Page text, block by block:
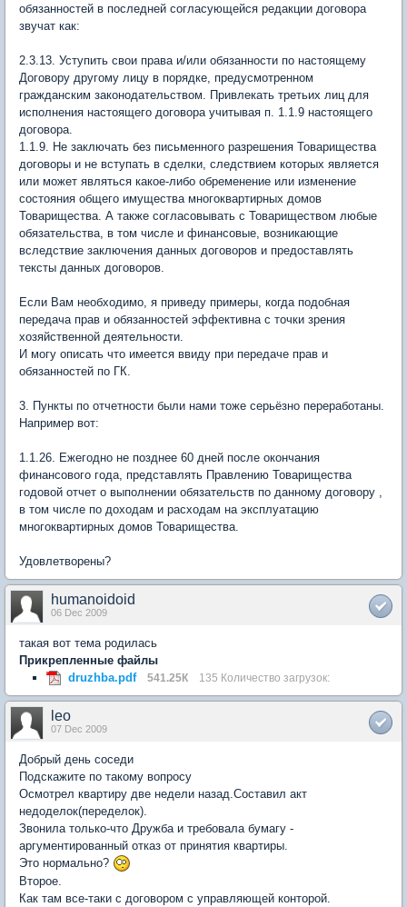
обязанностей в последней согласующейся редакции договора
звучат как:
2.3.13. Уступить свои права и/или обязанности по настоящему
Договору другому лицу в порядке, предусмотренном
гражданским законодательством. Привлекать третьих лиц для
исполнения настоящего договора учитывая п. 1.1.9 настоящего
договора.
1.1.9. Не заключать без письменного разрешения Товарищества
договоры и не вступать в сделки, следствием которых является
или может являться какое-либо обременение или изменение
состояния общего имущества многоквартирных домов
Товарищества. А также согласовывать с Товариществом любые
обязательства, в том числе и финансовые, возникающие
вследствие заключения данных договоров и предоставлять
тексты данных договоров.
Если Вам необходимо, я приведу примеры, когда подобная
передача прав и обязанностей эффективна с точки зрения
хозяйственной деятельности.
И могу описать что имеется ввиду при передаче прав и
обязанностей по ГК.
3. Пункты по отчетности были нами тоже серьёзно переработаны.
Например вот:
1.1.26. Ежегодно не позднее 60 дней после окончания
финансового года, представлять Правлению Товарищества
годовой отчет о выполнении обязательств по данному договору ,
в том числе по доходам и расходам на эксплуатацию
многоквартирных домов Товарищества.
Удовлетворены?
humanoidoid
06 Dec 2009
такая вот тема родилась
Прикрепленные файлы
druzhba.pdf
541.25К 135 Количество загрузок:
leo
07 Dec 2009
Добрый день соседи
Подскажите по такому вопросу
Осмотрел квартиру две недели назад.Составил акт
недоделок(переделок).
Звонила только-что Дружба и требовала бумагу -
аргументированный отказ от принятия квартиры.
Это нормально?
Второе.
Как там все-таки с договором с управляющей конторой.